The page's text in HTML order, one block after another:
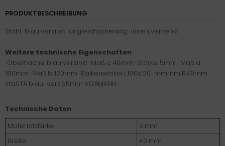
PRODUKTBESCHREIBUNG
Stahl · blau verzinkt · ungleichschenklig · innen versenkt
Weitere technische Eigenschaften
· Oberfläche: blau verzinkt · Maß c: 40mm · Stärke: 5mm · Maß a:
180mm · Maß b: 120mm · Balkenwinkel L180x120 · mmmm B.40mm
sta.STA blau · verz.S.5mm VORMANN ·
Technische Daten
Materialstärke
5 mm
Breite
40 mm